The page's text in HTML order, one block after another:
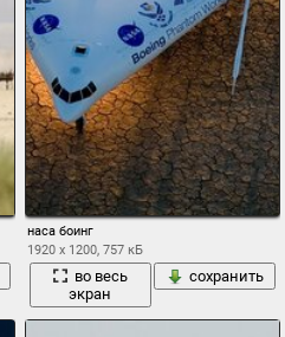
наса боинг
1920 x 1200, 757 кБ
во весь
экран
сохранить